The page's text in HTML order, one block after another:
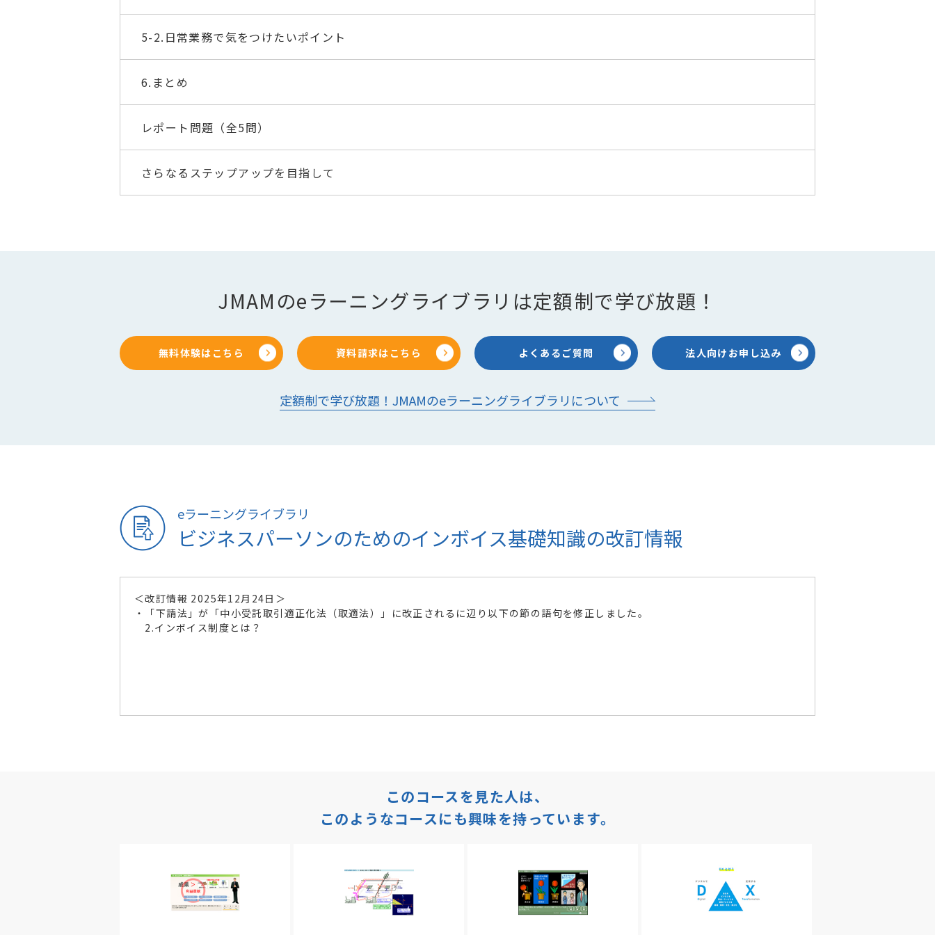
5-2.日常業務で気をつけたいポイント
6.まとめ
レポート問題（全5問）
さらなるステップアップを目指して
JMAMのeラーニングライブラリは定額制で学び放題！
無料体験はこちら 資料請求はこちら よくあるご質問 法人向けお申し込み
定額制で学び放題！JMAMのeラーニングライブラリについて
eラーニングライブラリ
ビジネスパーソンのためのインボイス基礎知識の改訂情報
＜改訂情報 2025年12月24日＞
・「下請法」が「中小受託取引適正化法（取適法）」に改正されるに辺り以下の節の語句を修正しました。
2.インボイス制度とは？
このコースを見た人は、
このようなコースにも興味を持っています。